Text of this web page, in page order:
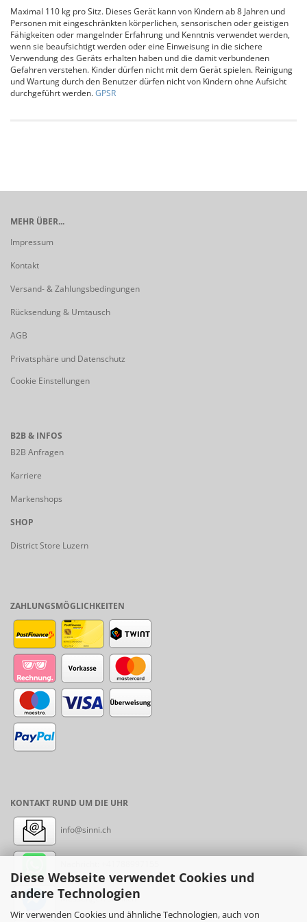
Diese Webseite verwendet Cookies und
andere Technologien
Wir verwenden Cookies und ähnliche Technologien, auch von
Maximal 110 kg pro Sitz. Dieses Gerät kann von Kindern ab 8 Jahren und
Personen mit eingeschränkten körperlichen, sensorischen oder geistigen
Fähigkeiten oder mangelnder Erfahrung und Kenntnis verwendet werden,
wenn sie beaufsichtigt werden oder eine Einweisung in die sichere
Verwendung des Geräts erhalten haben und die damit verbundenen
Gefahren verstehen. Kinder dürfen nicht mit dem Gerät spielen. Reinigung
und Wartung durch den Benutzer dürfen nicht von Kindern ohne Aufsicht
durchgeführt werden.GPSR
MEHR ÜBER...
Impressum
Kontakt
Versand- & Zahlungsbedingungen
Rücksendung & Umtausch
AGB
Privatsphäre und Datenschutz
Cookie Einstellungen
B2B & INFOS
B2B Anfragen
Karriere
Markenshops
SHOP
District Store Luzern
ZAHLUNGSMÖGLICHKEITEN
KONTAKT RUND UM DIE UHR
info@sinni.ch
Messenger: sinni.ch